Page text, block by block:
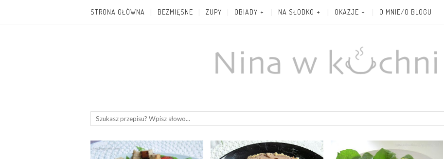
STRONA GŁÓWNA BEZMIĘSNE ZUPY OBIADY NA SŁODKO OKAZJE O MNIE/O BLOGU